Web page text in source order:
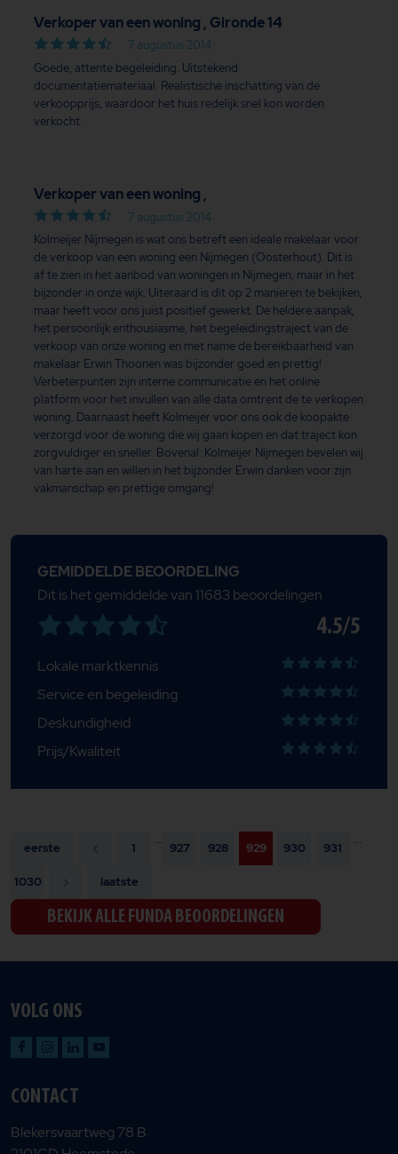
Verkoper van een woning , Gironde 14
7 augustus 2014
Goede, attente begeleiding. Uitstekend
documentatiemateriaal. Realistische inschatting van de
verkoopprijs, waardoor het huis redelijk snel kon worden
verkocht.
Verkoper van een woning ,
7 augustus 2014
Kolmeijer Nijmegen is wat ons betreft een ideale makelaar voor
de verkoop van een woning een Nijmegen (Oosterhout). Dit is
af te zien in het aanbod van woningen in Nijmegen, maar in het
bijzonder in onze wijk. Uiteraard is dit op 2 manieren te bekijken,
maar heeft voor ons juist positief gewerkt. De heldere aanpak,
het persoonlijk enthousiasme, het begeleidingstraject van de
verkoop van onze woning en met name de bereikbaarheid van
makelaar Erwin Thoonen was bijzonder goed en prettig!
Verbeterpunten zijn interne communicatie en het online
platform voor het invullen van alle data omtrent de te verkopen
woning. Daarnaast heeft Kolmeijer voor ons ook de koopakte
verzorgd voor de woning die wij gaan kopen en dat traject kon
zorgvuldiger en sneller. Bovenal: Kolmeijer Nijmegen bevelen wij
van harte aan en willen in het bijzonder Erwin danken voor zijn
vakmanschap en prettige omgang!
GEMIDDELDE BEOORDELING
Dit is het gemiddelde van 11683 beoordelingen
4.5/5
Lokale marktkennis
Service en begeleiding
Deskundigheid
Prijs/Kwaliteit
eerste 1
...
927 928 929 930 931
...
1030 laatste
BEKIJK ALLE FUNDA BEOORDELINGEN
VOLG ONS
CONTACT
Blekersvaartweg 78 B